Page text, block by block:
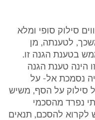
סילוק סופי ומלא
לטענתה, מן
בטענת הגנה זו.
הינה טענת הגנה
נסמכת אל- על
סילוק על הסף, משיש
נפרד מהסכמי
לקרוא להסכם, תנאים